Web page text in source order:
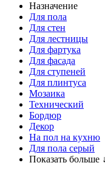
Назначение
Для пола
Для стен
Для лестницы
Для фартука
Для фасада
Для ступеней
Для плинтуса
Мозаика
Технический
Бордюр
Декор
На пол на кухню
Для пола серый
Показать больше ↓